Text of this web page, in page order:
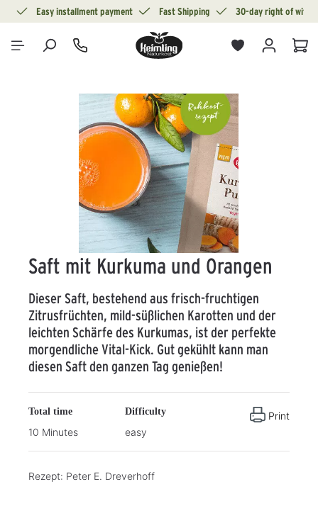
contentEasy installment payment Fast Shipping 30-day right of
Skip image gallery
Saft mit Kurkuma und Orangen
Dieser Saft, bestehend aus frisch-fruchtigen
Zitrusfrüchten, mild-süßlichen Karotten und der
leichten Schärfe des Kurkumas, ist der perfekte
morgendliche Vital-Kick. Gut gekühlt kann man
diesen Saft den ganzen Tag genießen!
Total time
10 Minutes
Difficulty
easy
Print
Rezept: Peter E. Dreverhoff